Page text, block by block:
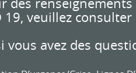
19, veuillez
vous avez des